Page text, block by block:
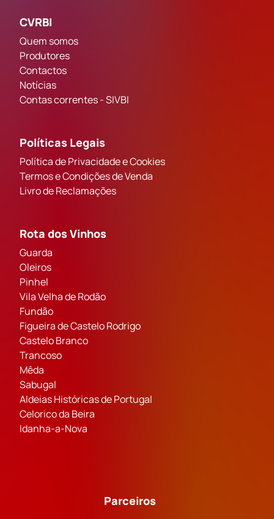
CVRBI
Quem somos
Produtores
Contactos
Notícias
Contas correntes - SIVBI
Políticas Legais
Política de Privacidade e Cookies
Termos e Condições de Venda
Livro de Reclamações
Rota dos Vinhos
Guarda
Oleiros
Pinhel
Vila Velha de Rodão
Fundão
Figueira de Castelo Rodrigo
Castelo Branco
Trancoso
Mêda
Sabugal
Aldeias Históricas de Portugal
Celorico da Beira
Idanha-a-Nova
Parceiros